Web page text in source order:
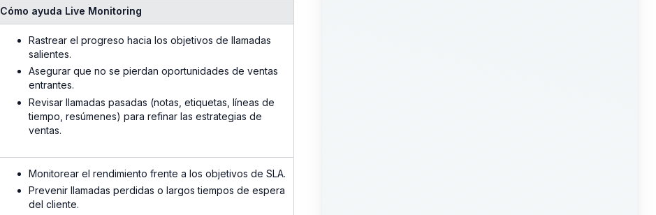
Cómo ayuda Live Monitoring
Rastrear el progreso hacia los objetivos de llamadas
salientes.
Asegurar que no se pierdan oportunidades de ventas
entrantes.
Revisar llamadas pasadas (notas, etiquetas, líneas de
tiempo, resúmenes) para refinar las estrategias de
ventas.
Monitorear el rendimiento frente a los objetivos de SLA.
Prevenir llamadas perdidas o largos tiempos de espera
del cliente.